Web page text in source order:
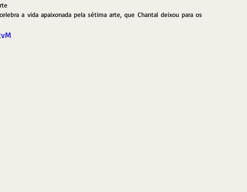
a vida apaixonada pela sétima arte, que Chantal deixou para os